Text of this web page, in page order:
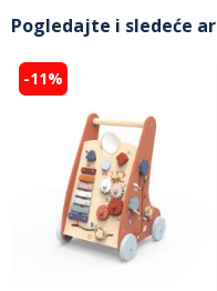
Pogledajte i sledeće
-11%